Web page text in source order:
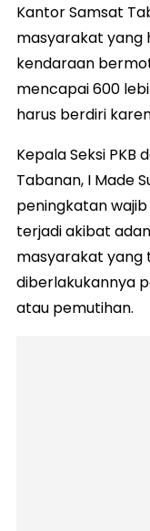
Kantor Samsat
masyarakat yang
kendaraan
mencapai 600
harus berdiri
Kepala Seksi PKB
Tabanan, I Made
peningkatan
terjadi akibat
masyarakat yang
diberlakukannya
atau pemutihan.